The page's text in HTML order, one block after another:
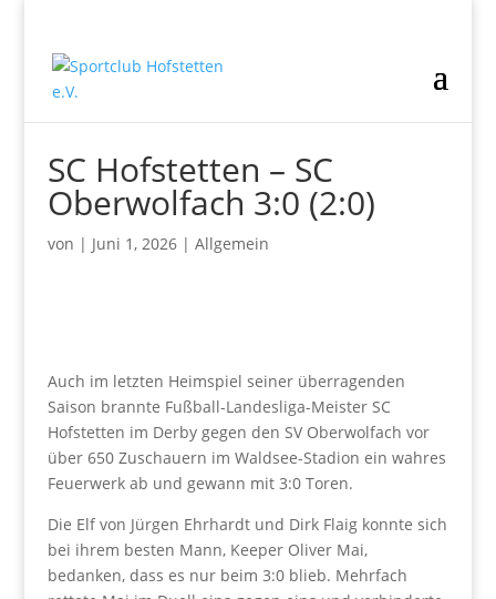
SC Hofstetten – SC
Oberwolfach 3:0 (2:0)
von | Juni 1, 2026| Allgemein
Auch im letzten Heimspiel seiner überragenden
Saison brannte Fußball-Landesliga-Meister SC
Hofstetten im Derby gegen den SV Oberwolfach vor
über 650 Zuschauern im Waldsee-Stadion ein wahres
Feuerwerk ab und gewann mit 3:0 Toren.
Die Elf von Jürgen Ehrhardt und Dirk Flaig konnte sich
bei ihrem besten Mann, Keeper Oliver Mai,
bedanken, dass es nur beim 3:0 blieb. Mehrfach